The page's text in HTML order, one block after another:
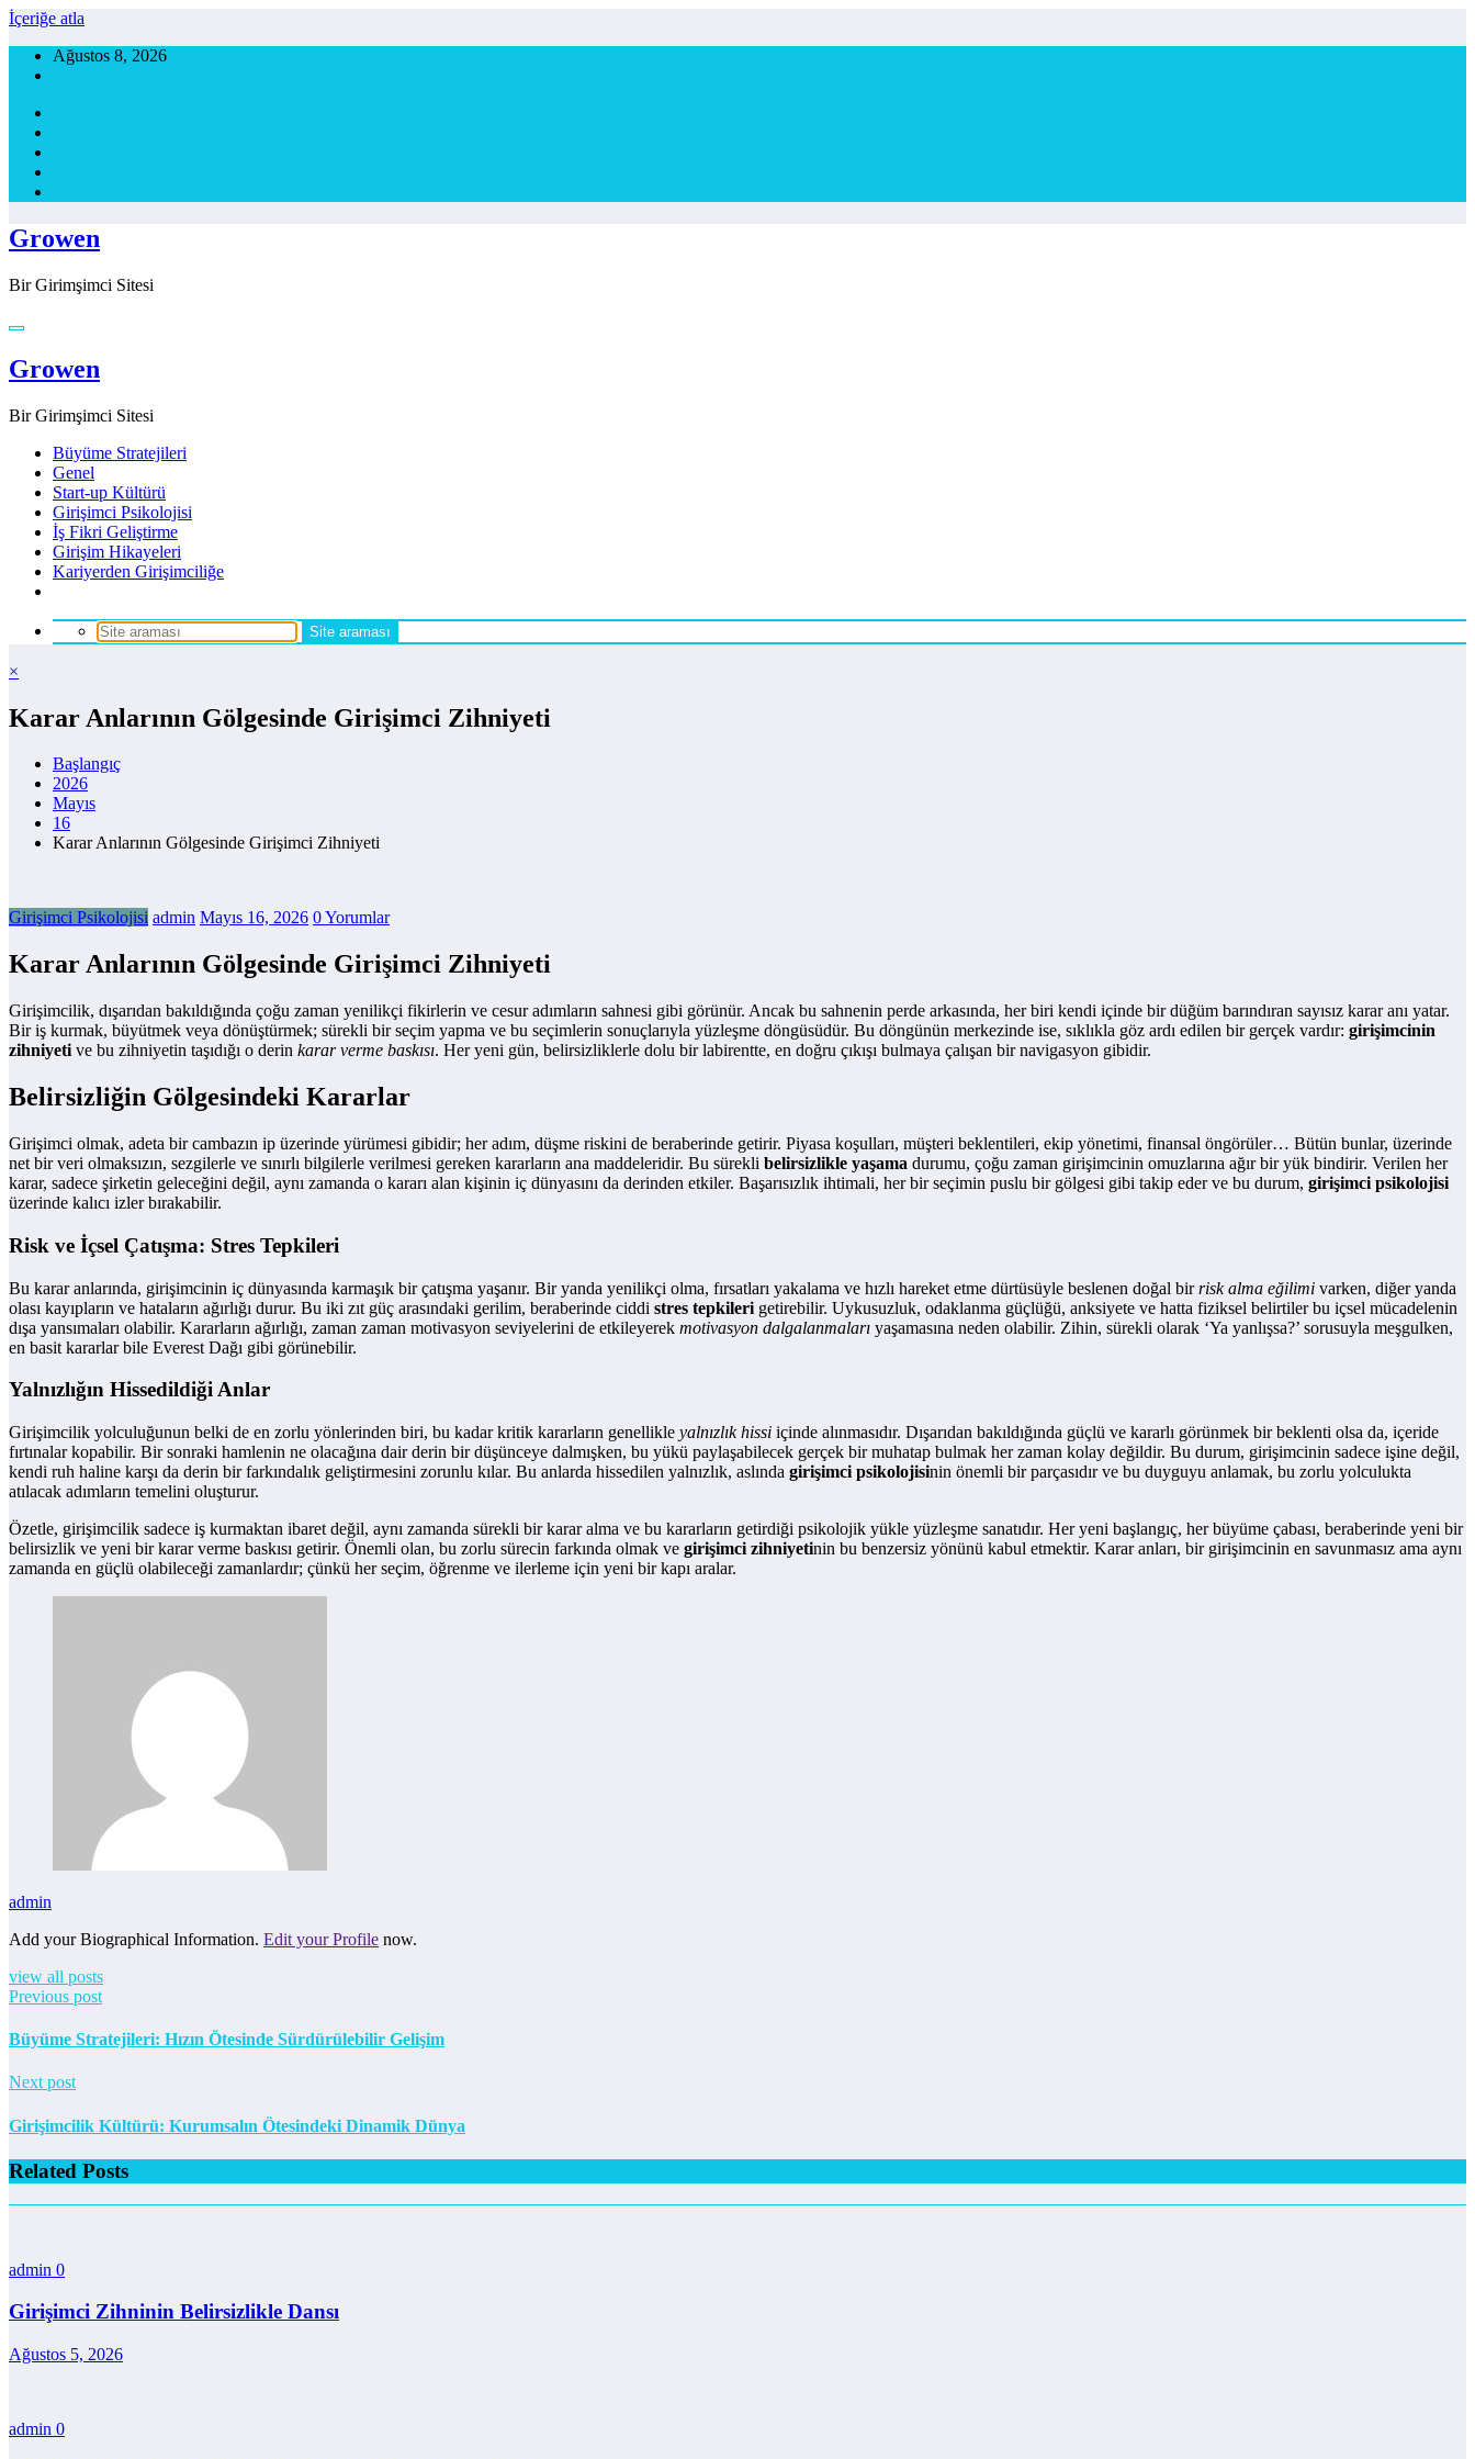
İçeriğe atla
Ağustos 8, 2026
Growen
Bir Girimşimci Sitesi
Growen
Bir Girimşimci Sitesi
Büyüme Stratejileri
Genel
Start-up Kültürü
Girişimci Psikolojisi
İş Fikri Geliştirme
Girişim Hikayeleri
Kariyerden Girişimciliğe
×
Karar Anlarının Gölgesinde Girişimci Zihniyeti
Başlangıç
2026
Mayıs
16
Karar Anlarının Gölgesinde Girişimci Zihniyeti
Girişimci Psikolojisi admin Mayıs 16, 2026 0 Yorumlar
Karar Anlarının Gölgesinde Girişimci Zihniyeti
Girişimcilik, dışarıdan bakıldığında çoğu zaman yenilikçi fikirlerin ve cesur adımların sahnesi gibi görünür. Ancak bu sahnenin perde arkasında, her biri kendi içinde bir düğüm barındıran sayısız karar anı yatar.
Bir iş kurmak, büyütmek veya dönüştürmek; sürekli bir seçim yapma ve bu seçimlerin sonuçlarıyla yüzleşme döngüsüdür. Bu döngünün merkezinde ise, sıklıkla göz ardı edilen bir gerçek vardır: girişimcinin
zihniyeti ve bu zihniyetin taşıdığı o derin karar verme baskısı. Her yeni gün, belirsizliklerle dolu bir labirentte, en doğru çıkışı bulmaya çalışan bir navigasyon gibidir.
Belirsizliğin Gölgesindeki Kararlar
Girişimci olmak, adeta bir cambazın ip üzerinde yürümesi gibidir; her adım, düşme riskini de beraberinde getirir. Piyasa koşulları, müşteri beklentileri, ekip yönetimi, finansal öngörüler… Bütün bunlar, üzerinde
net bir veri olmaksızın, sezgilerle ve sınırlı bilgilerle verilmesi gereken kararların ana maddeleridir. Bu sürekli belirsizlikle yaşama durumu, çoğu zaman girişimcinin omuzlarına ağır bir yük bindirir. Verilen her
karar, sadece şirketin geleceğini değil, aynı zamanda o kararı alan kişinin iç dünyasını da derinden etkiler. Başarısızlık ihtimali, her bir seçimin puslu bir gölgesi gibi takip eder ve bu durum, girişimci psikolojisi
üzerinde kalıcı izler bırakabilir.
Risk ve İçsel Çatışma: Stres Tepkileri
Bu karar anlarında, girişimcinin iç dünyasında karmaşık bir çatışma yaşanır. Bir yanda yenilikçi olma, fırsatları yakalama ve hızlı hareket etme dürtüsüyle beslenen doğal birrisk alma eğilimi varken, diğer yanda
olası kayıpların ve hataların ağırlığı durur. Bu iki zıt güç arasındaki gerilim, beraberinde ciddi stres tepkileri getirebilir. Uykusuzluk, odaklanma güçlüğü, anksiyete ve hatta fiziksel belirtiler bu içsel mücadelenin
dışa yansımaları olabilir. Kararların ağırlığı, zaman zaman motivasyon seviyelerini de etkileyerek motivasyon dalgalanmaları yaşamasına neden olabilir. Zihin, sürekli olarak ‘Ya yanlışsa?’ sorusuyla meşgulken,
en basit kararlar bile Everest Dağı gibi görünebilir.
Yalnızlığın Hissedildiği Anlar
Girişimcilik yolculuğunun belki de en zorlu yönlerinden biri, bu kadar kritik kararların genellikle yalnızlık hissi içinde alınmasıdır. Dışarıdan bakıldığında güçlü ve kararlı görünmek bir beklenti olsa da, içeride
fırtınalar kopabilir. Bir sonraki hamlenin ne olacağına dair derin bir düşünceye dalmışken, bu yükü paylaşabilecek gerçek bir muhatap bulmak her zaman kolay değildir. Bu durum, girişimcinin sadece işine değil,
kendi ruh haline karşı da derin bir farkındalık geliştirmesini zorunlu kılar. Bu anlarda hissedilen yalnızlık, aslında girişimci psikolojisinin önemli bir parçasıdır ve bu duyguyu anlamak, bu zorlu yolculukta
atılacak adımların temelini oluşturur.
Özetle, girişimcilik sadece iş kurmaktan ibaret değil, aynı zamanda sürekli bir karar alma ve bu kararların getirdiği psikolojik yükle yüzleşme sanatıdır. Her yeni başlangıç, her büyüme çabası, beraberinde yeni bir
belirsizlik ve yeni bir karar verme baskısı getirir. Önemli olan, bu zorlu sürecin farkında olmak ve girişimci zihniyetinin bu benzersiz yönünü kabul etmektir. Karar anları, bir girişimcinin en savunmasız ama aynı
zamanda en güçlü olabileceği zamanlardır; çünkü her seçim, öğrenme ve ilerleme için yeni bir kapı aralar.
admin
Add your Biographical Information. Edit your Profile now.
view all posts
Previous post
Büyüme Stratejileri: Hızın Ötesinde Sürdürülebilir Gelişim
Next post
Girişimcilik Kültürü: Kurumsalın Ötesindeki Dinamik Dünya
Related Posts
admin 0
Girişimci Zihninin Belirsizlikle Dansı
Ağustos 5, 2026
admin 0